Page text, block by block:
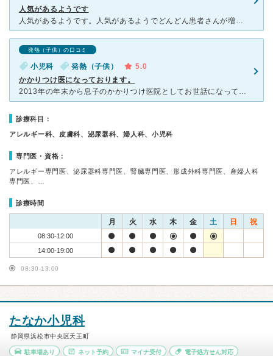
人気があるようです
人気があるようです。人気があるようでどんどん患者さんが増えているように思います。 何年か前にできた新しい病院ですが既に駐車場を広めたり待合室を広げたりと患者さんを受ける入れる体制を作ってているようで
発熱（子供）の口コミ
小児科 発熱（子供）
5.0
かかりつけ医になっております。
2013年の年末から息子のかかりつけ医院としてお世話になっております。 皮膚科、小児科ですが、風邪の場合は大人の診療もして下さいます。 息子から風邪をもらい、二人で受診する事もあります。 息子は
診療科目：
アレルギー科、皮膚科、泌尿器科、婦人科、小児科
専門医・資格：
アレルギー専門医、泌尿器科専門医、腎臓専門医、形成外科専門医、産婦人科
専門医、…
診療時間
月 火 水 木 金 土 日 祝
08:30-12:00
14:00-19:00
08:30-13:00
たなか小児科
静岡県浜松市中央区天王町
駐車場あり ネット予約 マイナ受付 電子処方せん対応